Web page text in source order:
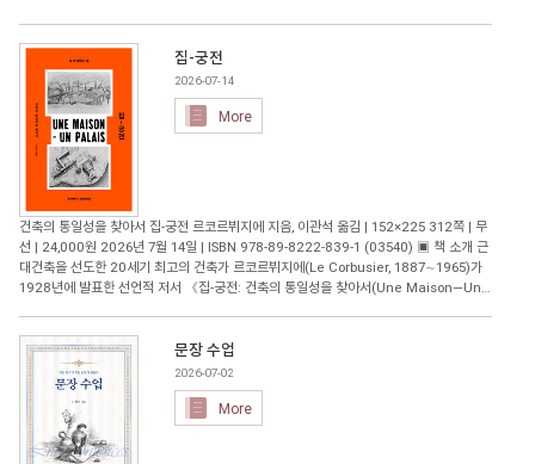
집-궁전
2026-07-14
More
건축의 통일성을 찾아서 집-궁전 르코르뷔지에 지음, 이관석 옮김 | 152×225 312쪽 | 무
선 | 24,000원 2026년 7월 14일 | ISBN 978-89-8222-839-1 (03540) ▣ 책 소개 근
대건축을 선도한 20세기 최고의 건축가 르코르뷔지에(Le Corbusier, 1887∼1965)가
1928년에 발표한 선언적 저서 《집-궁전: 건축의 통일성을 찾아서(Une Maison―Un
광과 지속가능성》 등으로 대한민국학술원 우수학술도서에 세 차례 선정되는 등 다양한
저술 활동의 공로를 인정받아 대한건축학회 특별상을 수상한, 국내 르코르뷔지에 연구의
대표적 학자다. 르코르뷔지에가 이 책을 쓴 배경에는 1927년 제네바 국제연맹 청사 국제
공모전이 있다. 건축 예술의 쇄신을 보여준 르코르뷔지에의 계획안은 377개 응모작 중 1
등으로 추천되지만, 그와 대립각을 세우고 있던 보수 아카데미의 조직적 음모에 밀려 공동
당선작으로 격하된다. 르코르뷔지에는 강연 형식을 빌린 이 책을 통해 국제적 논쟁이 된
문장 수업
2026-07-02
More